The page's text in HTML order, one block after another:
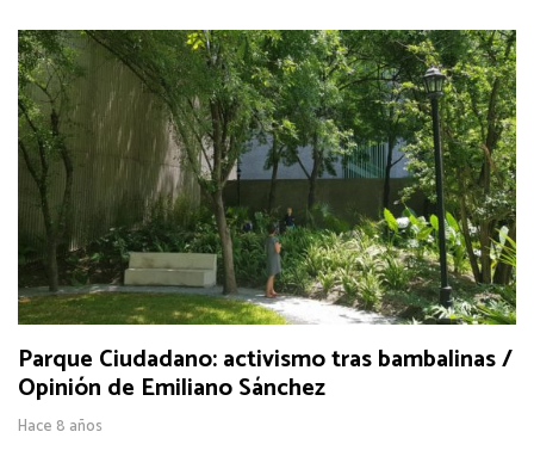
Parque Ciudadano: activismo tras bambalinas /
Opinión de Emiliano Sánchez
Hace 8 años